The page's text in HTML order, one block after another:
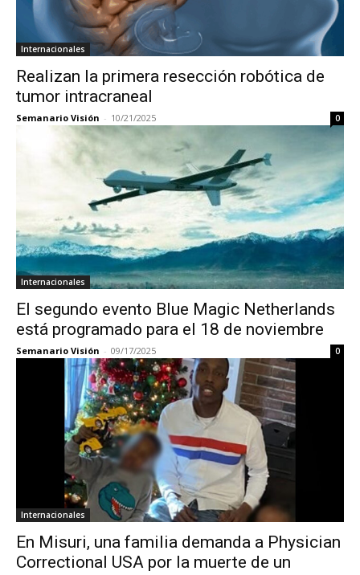
Internacionales
Realizan la primera resección robótica de
tumor intracraneal
Semanario Visión - 10/21/2025 0
Internacionales
El segundo evento Blue Magic Netherlands
está programado para el 18 de noviembre
Semanario Visión - 09/17/2025 0
Internacionales
En Misuri, una familia demanda a Physician
Correctional USA por la muerte de un